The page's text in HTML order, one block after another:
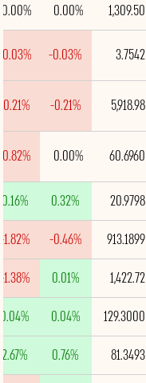
1,309.50
0.00%
0.00%
3.7542
-0.03%
5,918.98
-0.21%
-0.21%
60.6960
0.00%
20.9798
0.32%
0.16%
913.1899
-0.46%
-1.82%
1,422.72
0.01%
-1.38%
129.3000
0.04%
0.04%
81.3493
0.76%
2.67%